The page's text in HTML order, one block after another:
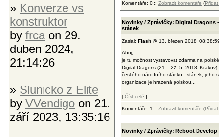
» Konverze vs
konstruktor
by frca on 29.
duben 2024,
21:14:26
» Slunicko z Elite
by VVendigo on 21.
září 2023, 13:35:16
Komentáře: 0 :: Zobrazit komentáře (Přidat
Novinky / Zprávičky: Digital Dragons
stánek
Zaslal: Flash @ 13. březen 2018,
Ahoj,
je tu možnost vystavovat zdarma na
Digital Dragons (21. - 22. 5. 2018, Krakov)
českého národního stánku - stánek, jeho
organizace je hrazená polskou...
[ Číst celé ]
Komentáře: 1 :: Zobrazit komentáře (Přidat
Novinky / Zprávičky: Reboot Develop